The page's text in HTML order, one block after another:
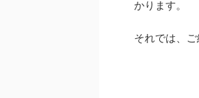
かります。
それでは、ご